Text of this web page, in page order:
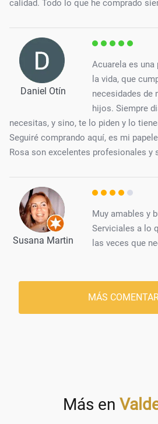
calidad. Todo lo que he comprado
Daniel Otín
Acuarela es una
la vida, que
necesidades de
hijos. Siempre
necesitas, y sino, te lo piden y lo
Seguiré comprando aquí, es mi
Rosa son excelentes profesionales y
Susana Martin
Muy amables y
Serviciales a lo
las veces que
MÁS
Más en